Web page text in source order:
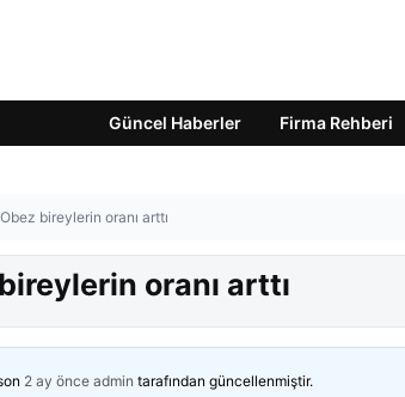
Güncel Haberler Firma Rehberi
bireylerin oranı arttı
oranı arttı
2 ay önce admin tarafından güncellenmiştir.